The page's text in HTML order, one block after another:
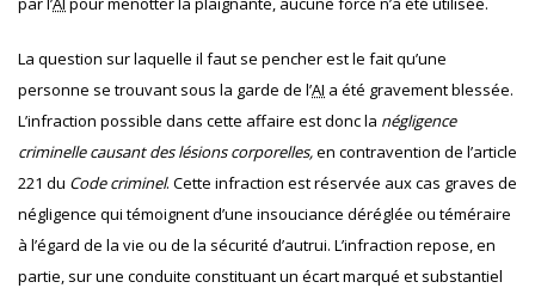
La question sur laquelle il faut se pencher est le fait qu’une
personne se trouvant sous la garde de l’AI a été gravement blessée.
L’infraction possible dans cette affaire est donc la négligence
criminelle causant des lésions corporelles,en contravention de l’article
221 du Code criminel. Cette infraction est réservée aux cas graves de
négligence qui témoignent d’une insouciance déréglée ou téméraire
à l’égard de la vie ou de la sécurité d’autrui. L’infraction repose, en
partie, sur une conduite constituant un écart marqué et substantiel